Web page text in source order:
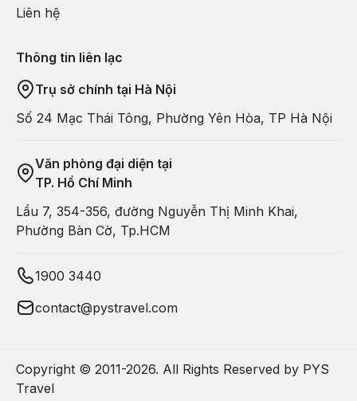
Liên hệ
Thông tin liên lạc
Trụ sở chính tại Hà Nội
Số 24 Mạc Thái Tông, Phường Yên Hòa, TP Hà Nội
Văn phòng đại diện tại
TP. Hồ Chí Minh
Lầu 7, 354-356, đường Nguyễn Thị Minh Khai,
Phường Bàn Cờ, Tp.HCM
1900 3440
contact@pystravel.com
Copyright © 2011-2026. All Rights Reserved by PYS
Travel